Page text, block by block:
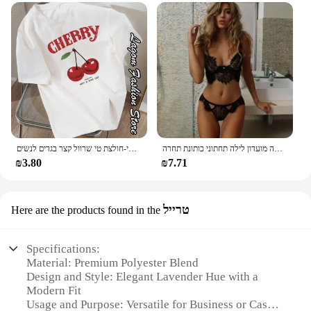
₪3.80 ₪7.71
Here are the products found in the טרייל
Specifications:
Material: Premium Polyester Blend
Design and Style: Elegant Lavender Hue with a
Modern Fit
Usage and Purpose: Versatile for Business or Casual